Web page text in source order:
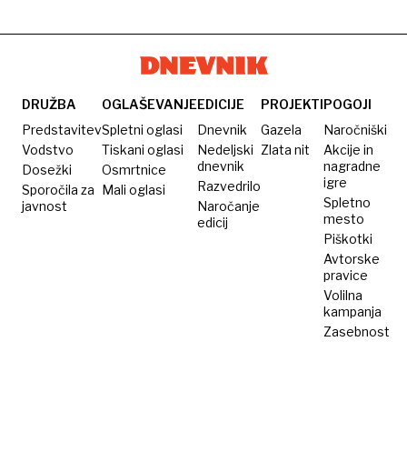
DRUŽBA
Predstavitev
Vodstvo
Dosežki
Sporočila za
javnost
OGLAŠEVANJE
Spletni oglasi
Tiskani oglasi
Osmrtnice
Mali oglasi
EDICIJE
Dnevnik
Nedeljski
dnevnik
Razvedrilo
Naročanje
edicij
PROJEKTI
Gazela
Zlata nit
POGOJI
Naročniški
Akcije in
nagradne
igre
Spletno
mesto
Piškotki
Avtorske
pravice
Volilna
kampanja
Zasebnost